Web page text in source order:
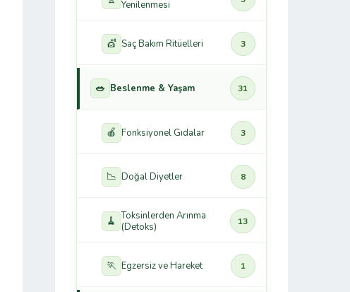
Yenilenmesi
💇 Saç Bakım Ritüelleri 3
🥗 Beslenme & Yaşam 31
🍎 Fonksiyonel Gıdalar 3
📉 Doğal Diyetler 8
🧹 Toksinlerden Arınma
(Detoks)
13
🏃 Egzersiz ve Hareket 1